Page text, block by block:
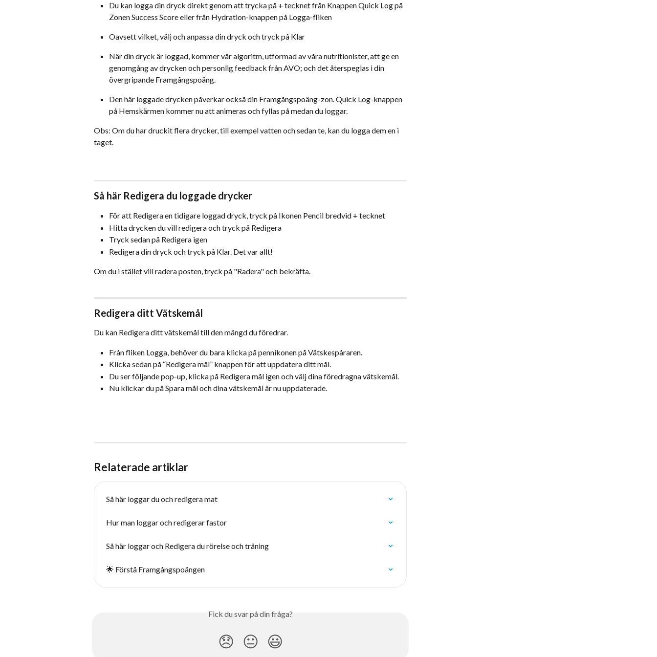
Du kan logga din dryck direkt genom att trycka på + tecknet från Knappen Quick Log på
Zonen Success Score eller från Hydration-knappen på Logga-fliken
​Oavsett vilket, välj och anpassa din dryck och tryck på Klar
När din dryck är loggad, kommer vår algoritm, utformad av våra nutritionister, att ge en
genomgång av drycken och personlig feedback från AVO; och det återspeglas i din
övergripande Framgångspoäng.
Den här loggade drycken påverkar också din Framgångspoäng-zon. Quick Log-knappen
på Hemskärmen kommer nu att animeras och fyllas på medan du loggar.
Obs: Om du har druckit flera drycker, till exempel vatten och sedan te, kan du logga dem en i
taget.
​Så här Redigera du loggade drycker
För att Redigera en tidigare loggad dryck, tryck på Ikonen Pencil bredvid + tecknet
Hitta drycken du vill redigera och tryck på Redigera
Tryck sedan på Redigera igen
Redigera din dryck och tryck på Klar. Det var allt!
​Om du i stället vill radera posten, tryck på "Radera" och bekräfta.
Redigera ditt Vätskemål
Du kan Redigera ditt vätskemål till den mängd du föredrar.
Från fliken Logga, behöver du bara klicka på pennikonen på Vätskespåraren.
Klicka sedan på “Redigera mål” knappen för att uppdatera ditt mål.
Du ser följande pop-up, klicka på Redigera mål igen och välj dina föredragna vätskemål.
Nu klickar du på Spara mål och dina vätskemål är nu uppdaterade.
Relaterade artiklar
Så här loggar du och redigera mat
Hur man loggar och redigerar fastor
Så här loggar och Redigera du rörelse och träning
🌟 Förstå Framgångspoängen
Fick du svar på din fråga?
😞 😐 😃